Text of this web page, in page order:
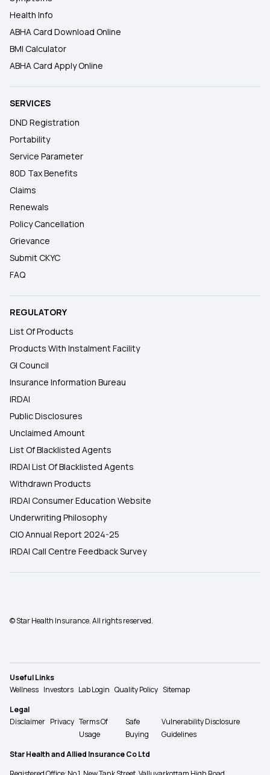
Health Info
ABHA Card Download Online
BMI Calculator
ABHA Card Apply Online
SERVICES
DND Registration
Portability
Service Parameter
80D Tax Benefits
Claims
Renewals
Policy Cancellation
Grievance
Submit CKYC
FAQ
REGULATORY
List Of Products
Products With Instalment Facility
GI Council
Insurance Information Bureau
IRDAI
Public Disclosures
Unclaimed Amount
List Of Blacklisted Agents
IRDAI List Of Blacklisted Agents
Withdrawn Products
IRDAI Consumer Education Website
Underwriting Philosophy
CIO Annual Report 2024-25
IRDAI Call Centre Feedback Survey
© Star Health Insurance. All rights reserved.
Useful Links
Wellness Investors Lab Login Quality Policy Sitemap
Legal
Disclaimer Privacy Terms Of
Usage
Safe
Buying
Vulnerability Disclosure
Guidelines
Star Health and Allied Insurance Co Ltd